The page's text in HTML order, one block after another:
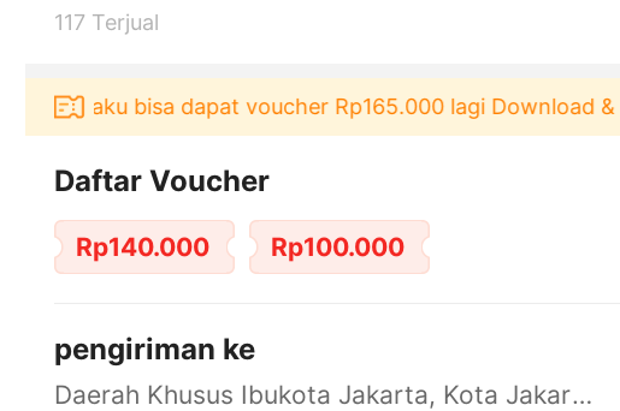
117 Terjual
Akulaku bisa dapat voucher Rp165.000 lagi Download &
Daftar Voucher
Rp140.000 Rp100.000
pengiriman ke
Daerah Khusus Ibukota Jakarta, Kota Jakarta Barat, Cengkareng, yy